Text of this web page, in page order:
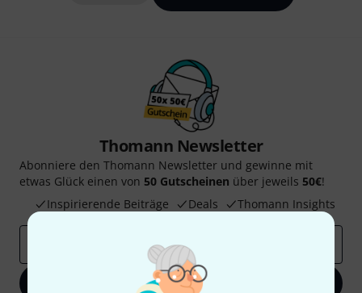
Thomann Newsletter
Abonniere den Thomann Newsletter und gewinne mit
etwas Glück einen von 50 Gutscheinen über jeweils 50€!
Inspirierende Beiträge
Deals Thomann Insights
Jetzt anmelden